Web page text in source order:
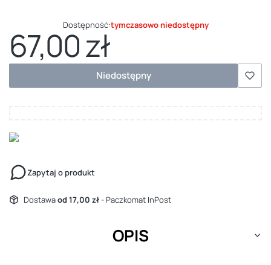
Dostępność:tymczasowo niedostępny
Cena
67,00 zł
Niedostępny
Zapytaj o produkt
Dostawaod 17,00 zł- Paczkomat InPost
OPIS